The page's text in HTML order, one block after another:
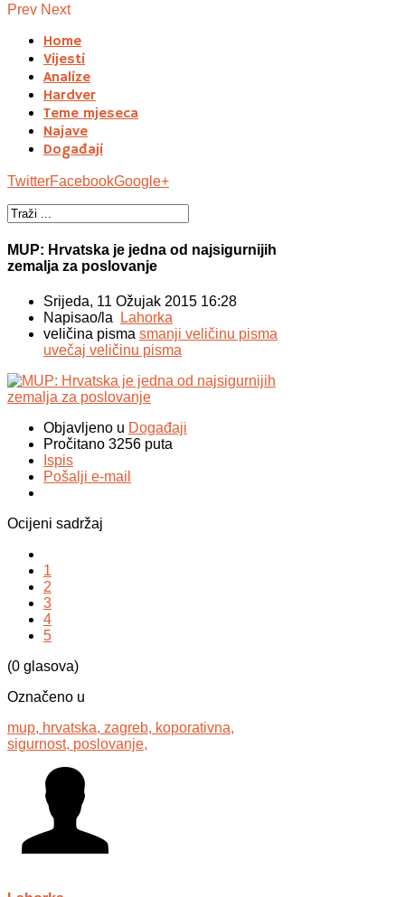
Prev Next
Home
Vijesti
Analize
Hardver
Teme mjeseca
Najave
Događaji
TwitterFacebookGoogle+
MUP: Hrvatska je jedna od najsigurnijih
zemalja za poslovanje
Srijeda, 11 Ožujak 2015 16:28
Napisao/la
Lahorka
veličina pisma smanji veličinu pisma
uvečaj veličinu pisma
Objavljeno u Događaji
Pročitano 3256 puta
Ispis
Pošalji e-mail
Ocijeni sadržaj
1
2
3
4
5
(0 glasova)
Označeno u
mup, hrvatska, zagreb, koporativna,
sigurnost, poslovanje,